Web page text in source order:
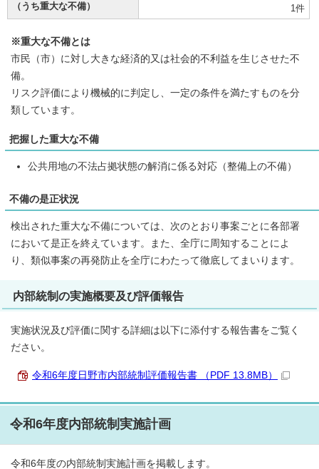
（うち重大な不備）
1件
※重大な不備とは
市民（市）に対し大きな経済的又は社会的不利益を生じさせた不
備。
リスク評価により機械的に判定し、一定の条件を満たすものを分
類しています。
把握した重大な不備
公共用地の不法占拠状態の解消に係る対応（整備上の不備）
不備の是正状況
検出された重大な不備については、次のとおり事案ごとに各部署
において是正を終えています。また、全庁に周知することによ
り、類似事案の再発防止を全庁にわたって徹底してまいります。
内部統制の実施概要及び評価報告
実施状況及び評価に関する詳細は以下に添付する報告書をご覧く
ださい。
令和6年度日野市内部統制評価報告書 （PDF 13.8MB）
令和6年度内部統制実施計画
令和6年度の内部統制実施計画を掲載します。